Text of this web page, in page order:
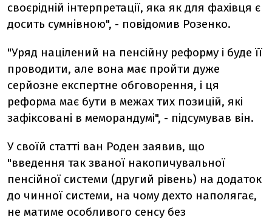
своєрідній інтерпретації, яка як для фахівця є
досить сумнівною", - повідомив Розенко.
"Уряд націлений на пенсійну реформу і буде її
проводити, але вона має пройти дуже
серйозне експертне обговорення, і ця
реформа має бути в межах тих позицій, які
зафіксовані в меморандумі", - підсумував він.
У своїй статті ван Роден заявив, що
"введення так званої накопичувальної
пенсійної системи (другий рівень) на додаток
до чинної системи, на чому дехто наполягає,
не матиме особливого сенсу без